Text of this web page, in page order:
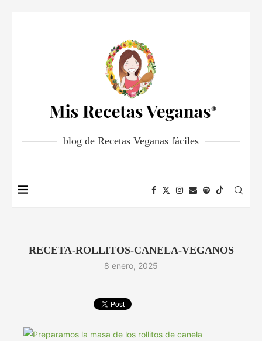
blog de Recetas Veganas fáciles
RECETA-ROLLITOS-CANELA-VEGANOS
8 enero, 2025